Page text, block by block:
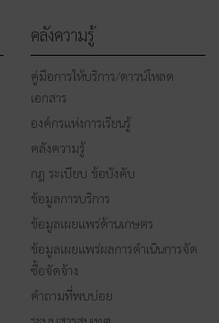
คลังความรู้
คู่มือการให้บริการ/ดาวน์โหลด
เอกสาร
องค์กรแห่งการเรียนรู้
คลังความรู้
กฎ ระเบียบ ข้อบังคับ
ข้อมูลการบริการ
ข้อมูลเผยแพร่ด้านเกษตร
ข้อมูลเผยแพร่ผลการดำเนินการจัด
ซื้อจัดจ้าง
คำถามที่พบบ่อย